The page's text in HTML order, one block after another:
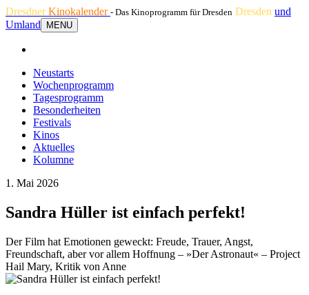
DresdnerKinokalender - Das Kinoprogramm für Dresden Dresden und
Umland
MENU
Neustarts
Wochenprogramm
Tagesprogramm
Besonderheiten
Festivals
Kinos
Aktuelles
Kolumne
1. Mai 2026
Sandra Hüller ist einfach perfekt!
Der Film hat Emotionen geweckt: Freude, Trauer, Angst,
Freundschaft, aber vor allem Hoffnung – »Der Astronaut« – Project
Hail Mary, Kritik von Anne